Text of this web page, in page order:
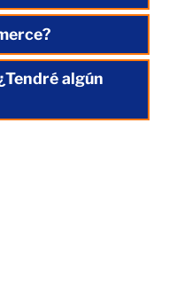
algún